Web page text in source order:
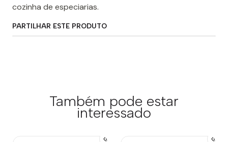
cozinha de especiarias.
PARTILHAR ESTE PRODUTO
Também pode estar
interessado